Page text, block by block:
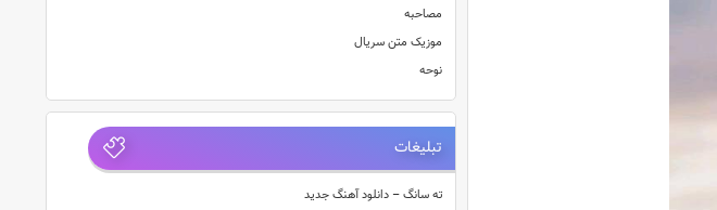
مصاحبه
موزیک متن سریال
نوحه
تبلیغات
ته سانگ – دانلود آهنگ جدید